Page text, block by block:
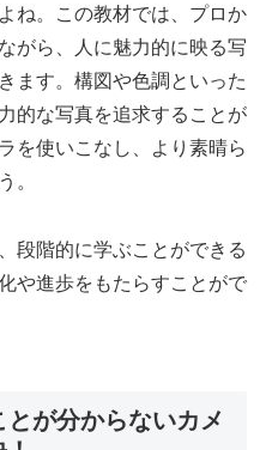
ね。この教材では、プロか
がら、人に魅力的に映る写
ます。構図や色調といった
的な写真を追求することが
を使いこなし、より素晴ら
。
段階的に学ぶことができる
や進歩をもたらすことがで
が分からないカメ